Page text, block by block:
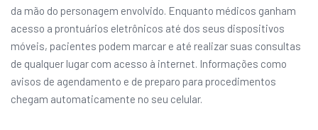
da mão do personagem envolvido. Enquanto médicos ganham
acesso a prontuários eletrônicos até dos seus dispositivos
móveis, pacientes podem marcar e até realizar suas consultas
de qualquer lugar com acesso à internet. Informações como
avisos de agendamento e de preparo para procedimentos
chegam automaticamente no seu celular.